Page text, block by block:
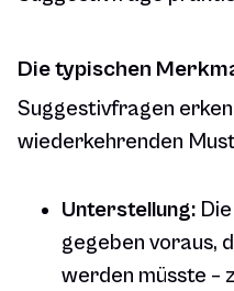
Die typischen
Suggestivfragen
wiederkehrenden
Unterstellung:
gegeben voraus,
werden müsste –